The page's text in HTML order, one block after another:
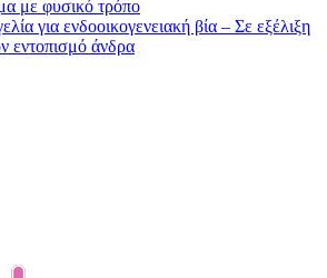
με φυσικό τρόπο
για ενδοοικογενειακή βία – Σε εξέλιξη
εντοπισμό άνδρα